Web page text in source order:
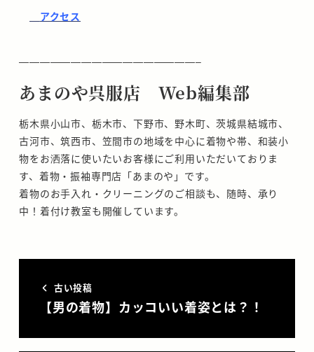
アクセス
—————————————————–
あまのや呉服店 Web編集部
栃木県小山市、栃木市、下野市、野木町、茨城県結城市、
古河市、筑西市、笠間市の地域を中心に着物や帯、和装小
物をお洒落に使いたいお客様にご利用いただいておりま
す、着物・振袖専門店「あまのや」です。
着物のお手入れ・クリーニングのご相談も、随時、承り
中！着付け教室も開催しています。
古い投稿
【男の着物】カッコいい着姿とは？！